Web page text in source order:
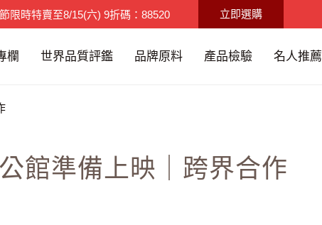
限時特賣至8/15(六) 9折碼：88520
優惠至8/9(日) 買3送1/滿千免運
立即選購
欄 世界品質評鑑 品牌原料 產品檢驗 名人推薦
館準備上映｜跨界合作